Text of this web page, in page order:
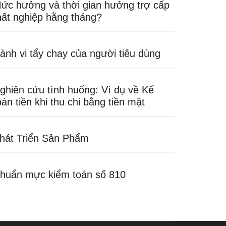
hưởng và thời gian hưởng trợ cấp
nghiệp hằng tháng?
vi tẩy chay của người tiêu dùng
cứu tình huống: Ví dụ về Kế
tiền khi thu chi bằng tiền mặt
Triển Sản Phẩm
mực kiểm toán số 810